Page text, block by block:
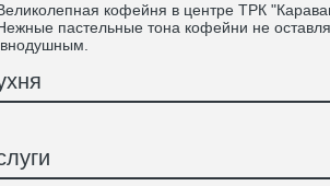
кофейня в центре ТРК
пастельные тона кофейни не